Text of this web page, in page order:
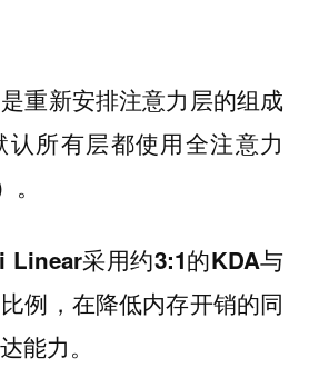
重新安排注意力层的组成
认所有层都使用全注意力
。
Linear采用约3:1的KDA与
例 ，在降低内存开销的同
能力。